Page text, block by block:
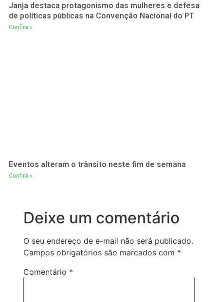
Janja destaca protagonismo das mulheres e defesa
de políticas públicas na Convenção Nacional do PT
Confira »
Eventos alteram o trânsito neste fim de semana
Confira »
Deixe um comentário
O seu endereço de e-mail não será publicado.
Campos obrigatórios são marcados com *
Comentário *